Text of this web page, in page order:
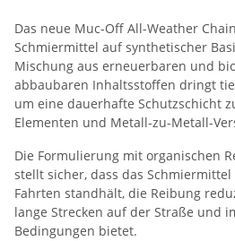
Das neue Muc-Off All-Weather
Schmiermittel auf synthetischer
Mischung aus erneuerbaren und
abbaubaren Inhaltsstoffen dringt
um eine dauerhafte Schutzschicht
Elementen und Metall-zu-Metall-
Die Formulierung mit organischen
stellt sicher, dass das
Fahrten standhält, die Reibung
lange Strecken auf der Straße und
Bedingungen bietet.